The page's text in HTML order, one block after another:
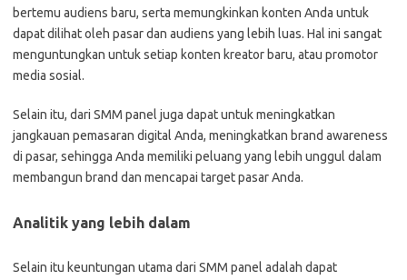
bertemu audiens baru, serta memungkinkan konten Anda untuk
dapat dilihat oleh pasar dan audiens yang lebih luas. Hal ini sangat
menguntungkan untuk setiap konten kreator baru, atau promotor
media sosial.
Selain itu, dari SMM panel juga dapat untuk meningkatkan
jangkauan pemasaran digital Anda, meningkatkan brand awareness
di pasar, sehingga Anda memiliki peluang yang lebih unggul dalam
membangun brand dan mencapai target pasar Anda.
Analitik yang lebih dalam
Selain itu keuntungan utama dari SMM panel adalah dapat